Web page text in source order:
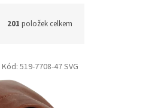
201 položek celkem
Kód: 519-7708-47 SVG